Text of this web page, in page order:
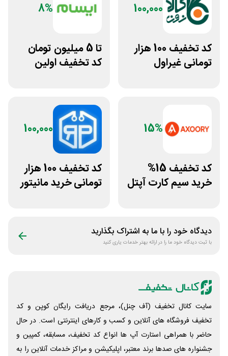
100,000
کد تخفیف 100 هزار
تومانی غیراول
8%
تا 5 میلیون تومان
کد تخفیف اولین
15%
کد تخفیف 15%
خرید سیم کارت آپتل
100,000
کد تخفیف 100 هزار
تومانی خرید مانیتور
دیدگاه خود را با ما به اشتراک بگذارید
با ثبت دیدگاه خود ما را در ارائه بهتر خدمات یاری کنید
سایت کانال تخفیف (آف چنل)، مرجع دریافت رایگان کوپن و کد
تخفیف فروشگاه های آنلاین و کسب و‌ کارهای اینترنتی است. در حال
حاضر با همراهی استارت آپ ها انواع کد تخفیف، مسابقه، کمپین و
جشنواره های صدها برند معتبر، اپلیکیشن و مراکز خدمات آنلاین را به